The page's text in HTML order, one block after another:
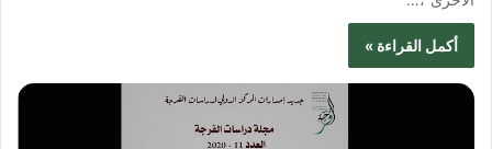
أكمل القراءة »